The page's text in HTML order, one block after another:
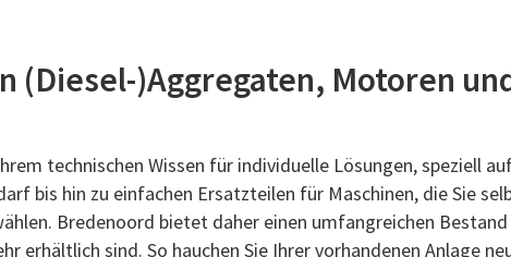
(Diesel-)Aggregaten, Motoren
technischen Wissen für individuelle Lösungen, speziell
bis hin zu einfachen Ersatzteilen für Maschinen, die Sie
Bredenoord bietet daher einen umfangreichen
sind. So hauchen Sie Ihrer vorhandenen Anlage